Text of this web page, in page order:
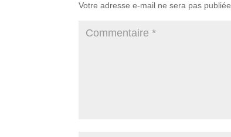
Votre adresse e-mail ne sera pas publiée.